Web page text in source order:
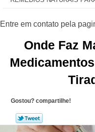
Onde Faz
Gostou? compartilhe!